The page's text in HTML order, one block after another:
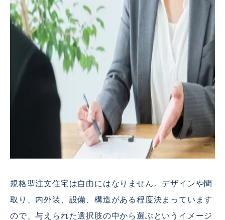
規格型注文住宅は自由にはなりません。デザインや間
取り、内外装、設備、構造がある程度決まっています
ので、与えられた選択肢の中から選ぶというイメージ